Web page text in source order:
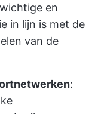
en
in lijn is met de
van de
: